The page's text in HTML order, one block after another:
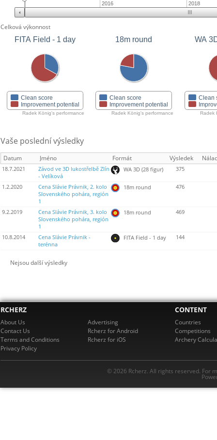
2016 2018
Celková výkonnost
FITA Field - 1 day
Clean score
Improvement potential
Radek König's performance
18m round
Clean score
Improvement potential
Radek König's performance
WA
Clean
Radek
Vaše poslední výsledky
Datum Jméno Formát Výsledek
18.7.2021
Závod ve 3D lukostřelbě Zlín
- Velíková
WA 3D (28 figur) 375
1.2.2020
Cena Slávie Právnik, 2. kolo
Slovenského pohára, región
1
18m round 476
9.2.2019
Cena Slávie Právnik, 3. kolo
Slovenského pohára, región
1
18m round 469
10.8.2014
Cena Slávie Právnik -
terénna
FITA Field - 1 day 144
Nejsou další výsledky
RCHERZ
About Us
Contact Us
Terms and Conditions
Privacy Policy
Advertising
Rcherz for Android
Rcherz for iOS
CONTENT
Countries
Competitions
Archery
© 2026 Rcherz. All rights reserved. For